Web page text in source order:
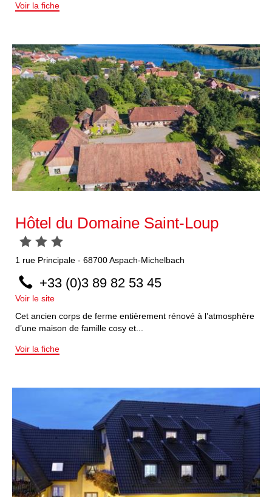
Voir la fiche
Hôtel du Domaine Saint-Loup
1 rue Principale - 68700Aspach-Michelbach
+33 (0)3 89 82 53 45
Voir le site
Cet ancien corps de ferme entièrement rénové à l’atmosphère
d’une maison de famille cosy et...
Voir la fiche